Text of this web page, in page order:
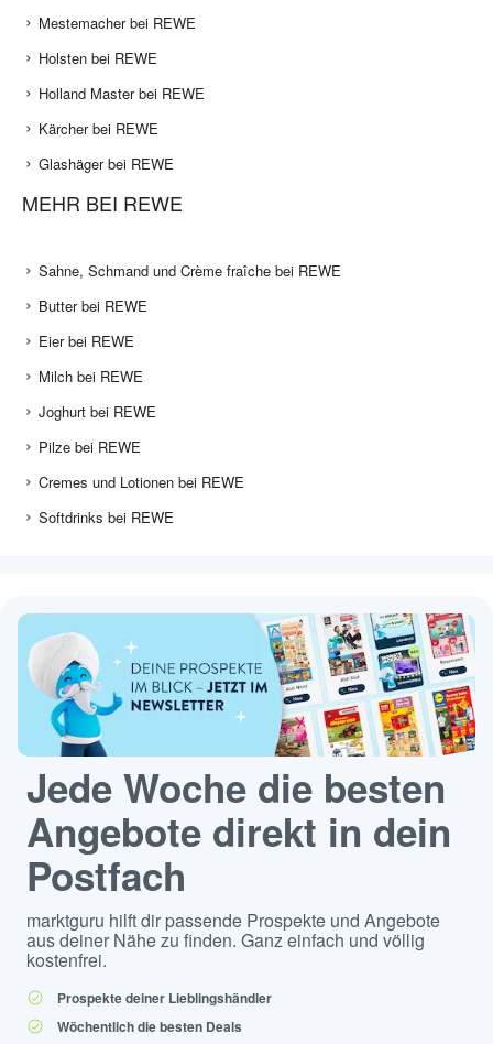
Mestemacher bei REWE
Holsten bei REWE
Holland Master bei REWE
Kärcher bei REWE
Glashäger bei REWE
MEHR BEI REWE
Sahne, Schmand und Crème fraîche bei REWE
Butter bei REWE
Eier bei REWE
Milch bei REWE
Joghurt bei REWE
Pilze bei REWE
Cremes und Lotionen bei REWE
Softdrinks bei REWE
Jede Woche die besten
Angebote direkt in dein
Postfach
marktguru hilft dir passende Prospekte und Angebote
aus deiner Nähe zu finden. Ganz einfach und völlig
kostenfrei.
Prospekte deiner Lieblingshändler
Wöchentlich die besten Deals